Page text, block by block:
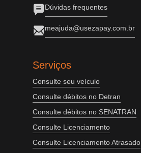
Dúvidas frequentes
meajuda@usezapay.com.br
Serviços
Consulte seu veículo
Consulte débitos no Detran
Consulte débitos no SENATRAN
Consulte Licenciamento
Consulte Licenciamento Atrasado